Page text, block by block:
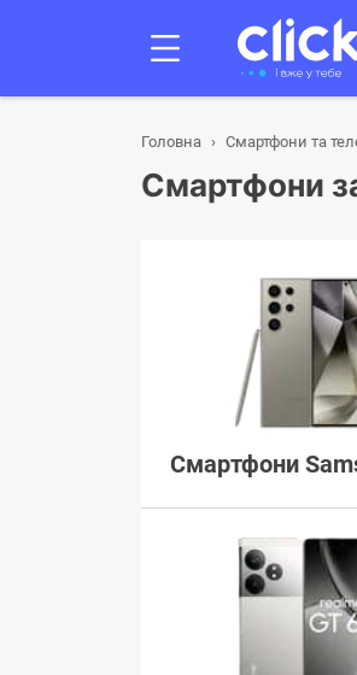
Головна Смартфони та
Смартфони
Смартфони